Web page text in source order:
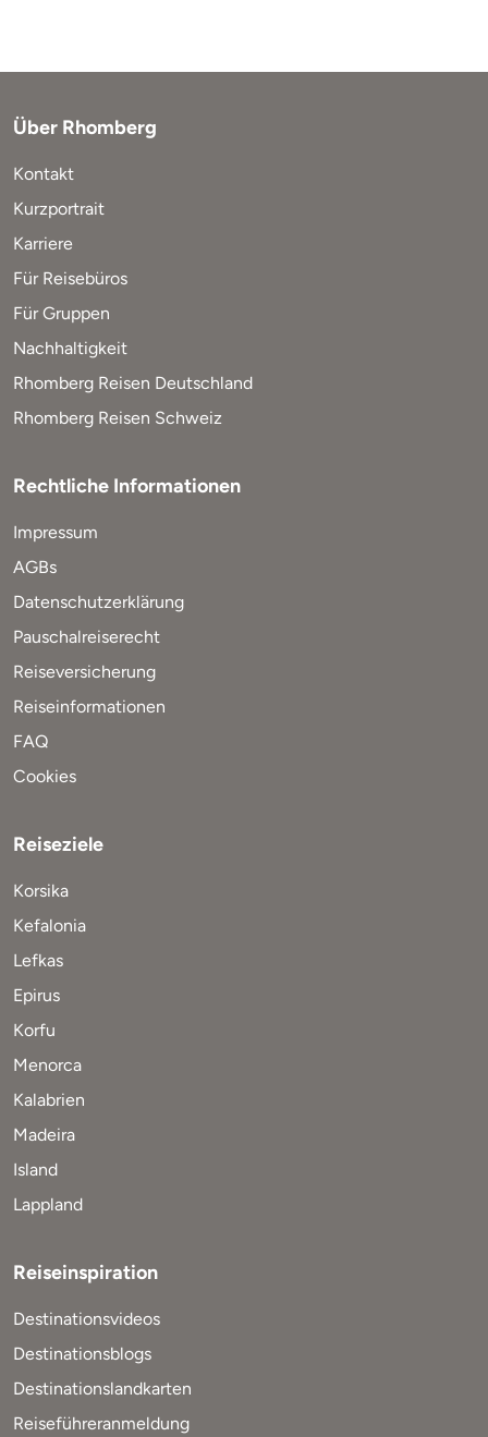
Über Rhomberg
Kontakt
Kurzportrait
Karriere
Für Reisebüros
Für Gruppen
Nachhaltigkeit
Rhomberg Reisen Deutschland
Rhomberg Reisen Schweiz
Rechtliche Informationen
Impressum
AGBs
Datenschutzerklärung
Pauschalreiserecht
Reiseversicherung
Reiseinformationen
FAQ
Cookies
Reiseziele
Korsika
Kefalonia
Lefkas
Epirus
Korfu
Menorca
Kalabrien
Madeira
Island
Lappland
Reiseinspiration
Destinationsvideos
Destinationsblogs
Destinationslandkarten
Reiseführeranmeldung